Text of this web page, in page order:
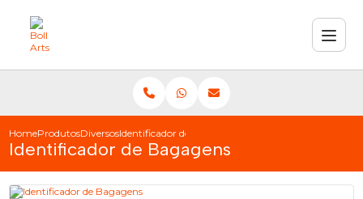
HomeProdutosDiversosIdentificador de Bagagens
Identificador de Bagagens